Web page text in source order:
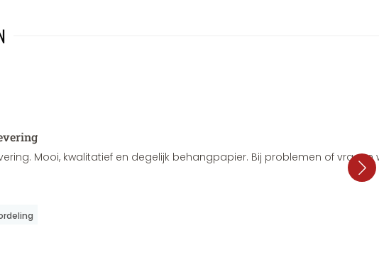
Mooi, kwalitatief en degelijk behangpapier. Bij problemen of